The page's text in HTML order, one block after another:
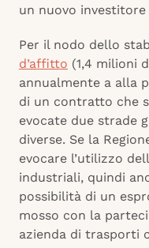
un nuovo
Per il nodo dello
d’affitto (1,4 milioni
annualmente a alla
di un contratto che
evocate due strade
diverse. Se la
evocare l’utilizzo
industriali, quindi
possibilità di un
mosso con la
azienda di trasporti